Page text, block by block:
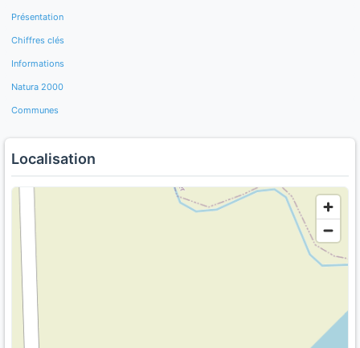
Présentation
Chiffres clés
Informations
Natura 2000
Communes
Localisation